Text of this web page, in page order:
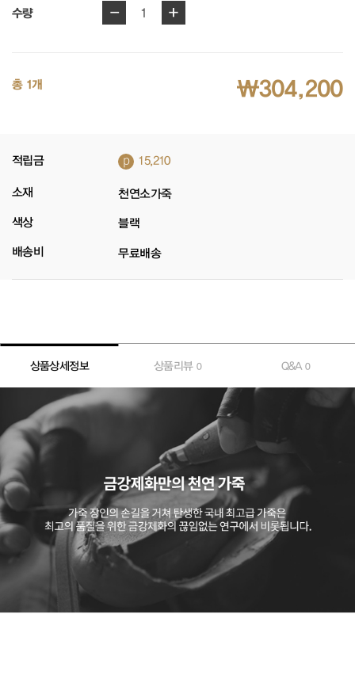
수량 - 1 +
총 1개 ₩304,200
적립금 p 15,210
소재 천연소가죽
색상 블랙
배송비 무료배송
상품상세정보 상품리뷰 0 Q&A0